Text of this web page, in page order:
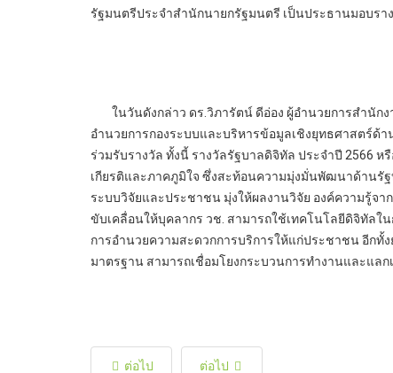
รัฐมนตรีประจำสำนักนายกรัฐมนตรี เป็นประธานมอบร
ในวันดังกล่าว ดร.วิภารัตน์ ดีอ่อง ผู้อำนวยการสำนักง
อำนวยการกองระบบและบริหารข้อมูลเชิงยุทธศาสตร์ด้
ร่วมรับรางวัล ทั้งนี้ รางวัลรัฐบาลดิจิทัล ประจำปี 2566 ห
เกียรติและภาคภูมิใจ ซึ่งสะท้อนความมุ่งมั่นพัฒนาด้านรั
ระบบวิจัยและประชาชน มุ่งให้ผลงานวิจัย องค์ความรู้จ
ขับเคลื่อนให้บุคลากร วช. สามารถใช้เทคโนโลยีดิจิทัล
การอำนวยความสะดวกการบริการให้แก่ประชาชน อีกทั้
มาตรฐาน สามารถเชื่อมโยงกระบวนการทำงานและแ
ต่อไป ต่อไป